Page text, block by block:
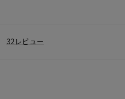
32レビュー